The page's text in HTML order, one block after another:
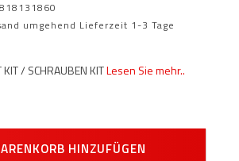
umgehend Lieferzeit 1-3 Tage
KIT / SCHRAUBEN KITLesen Sie mehr..
HINZUFÜGEN